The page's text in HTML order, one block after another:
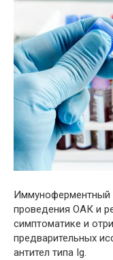
Иммуноферментный
проведения ОАК и
симптоматике и
предварительных
антител типа Ig.